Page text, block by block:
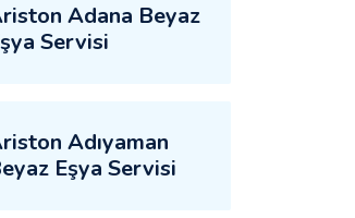
Adana Beyaz
Servisi
Adıyaman
Eşya Servisi